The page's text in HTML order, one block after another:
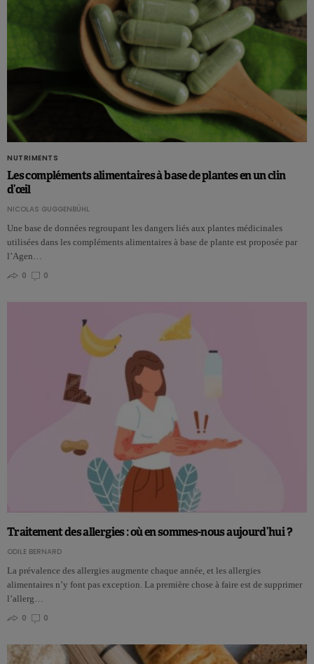
NUTRIMENTS
Les compléments alimentaires à base de plantes en un clin
d’œil
NICOLAS GUGGENBÜHL
Une base de données regroupant les dangers liés aux plantes médicinales
utilisées dans les compléments alimentaires à base de plante est proposée par
l’Agen…
0
0
Traitement des allergies : où en sommes-nous aujourd’hui ?
ODILE BERNARD
La prévalence des allergies augmente chaque année, et les allergies
alimentaires n’y font pas exception. La première chose à faire est de supprimer
l’allerg…
0
0